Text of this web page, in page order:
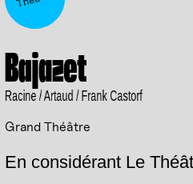
Bajazet
Racine / Artaud / Frank Castorf
Grand Théâtre
En considérant Le